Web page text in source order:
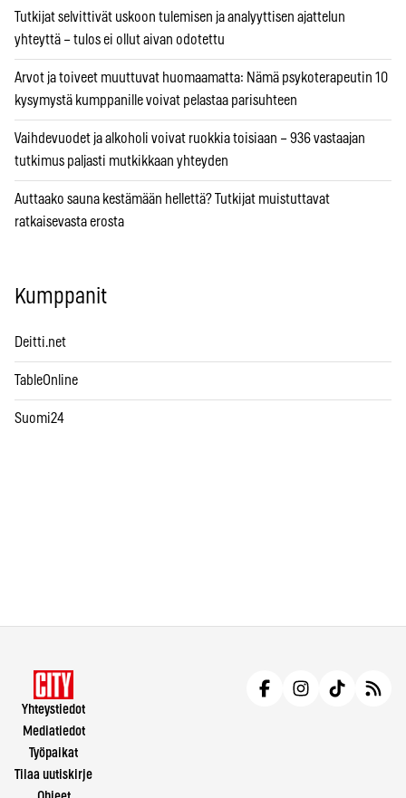
Tutkijat selvittivät uskoon tulemisen ja analyyttisen ajattelun
yhteyttä – tulos ei ollut aivan odotettu
Arvot ja toiveet muuttuvat huomaamatta: Nämä psykoterapeutin 10
kysymystä kumppanille voivat pelastaa parisuhteen
Vaihdevuodet ja alkoholi voivat ruokkia toisiaan – 936 vastaajan
tutkimus paljasti mutkikkaan yhteyden
Auttaako sauna kestämään hellettä? Tutkijat muistuttavat
ratkaisevasta erosta
Kumppanit
Deitti.net
TableOnline
Suomi24
Yhteystiedot
Mediatiedot
Työpaikat
Tilaa uutiskirje